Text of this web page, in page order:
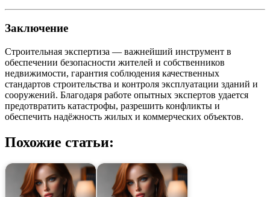
Заключение
Строительная экспертиза — важнейший инструмент в
обеспечении безопасности жителей и собственников
недвижимости, гарантия соблюдения качественных
стандартов строительства и контроля эксплуатации зданий и
сооружений. Благодаря работе опытных экспертов удается
предотвратить катастрофы, разрешить конфликты и
обеспечить надёжность жилых и коммерческих объектов.
Похожие статьи: